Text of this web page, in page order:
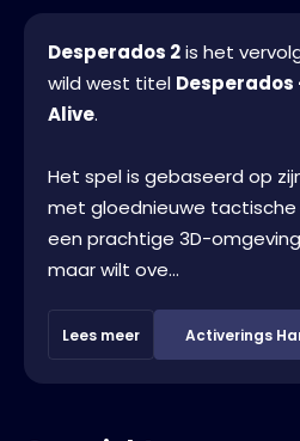
Desperados 2is het
wild west titel Desperados
Alive.
Het spel is gebaseerd op
met gloednieuwe tactische
een prachtige 3D-
maar wilt ove...
Lees meer Activerings